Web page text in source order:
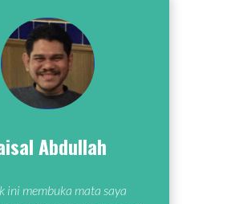
Abdullah
ini membuka mata saya